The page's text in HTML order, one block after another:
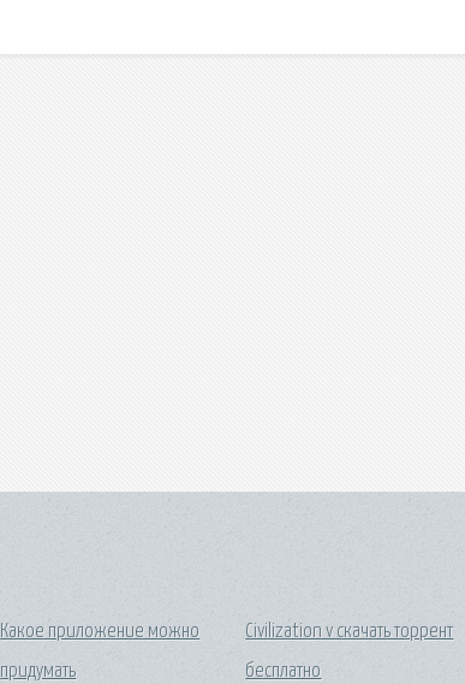
Какое приложение можно
придумать
Civilization v скачать торрент
бесплатно